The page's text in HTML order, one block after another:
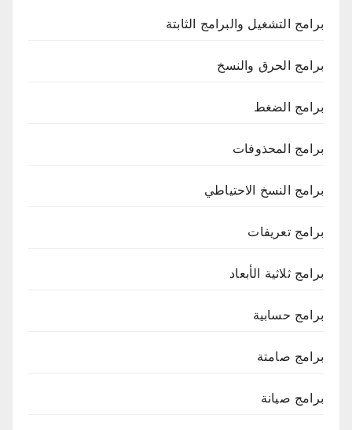
برامج التشغيل والبرامج الثابتة
برامج الحرق والنسخ
برامج الضغط
برامج المحذوفات
برامج النسخ الاحتياطي
برامج تعريفات
برامج ثلاثية الأبعاد
برامج حسابية
برامج صامتة
برامج صيانة